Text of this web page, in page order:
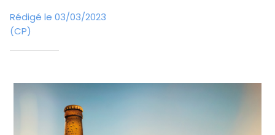
Rédigé le 03/03/2023
(CP)